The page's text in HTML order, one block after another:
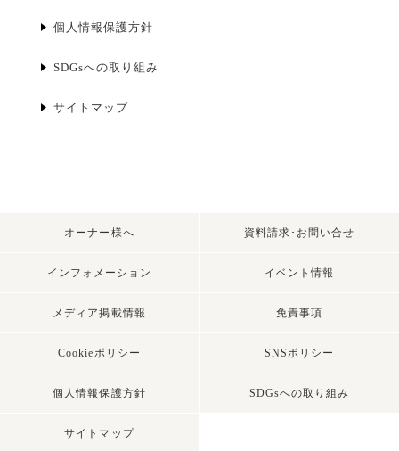
個人情報保護方針
SDGsへの取り組み
サイトマップ
オーナー様へ 資料請求･お問い合せ
インフォメーション イベント情報
メディア掲載情報 免責事項
Cookieポリシー SNSポリシー
個人情報保護方針 SDGsへの取り組み
サイトマップ